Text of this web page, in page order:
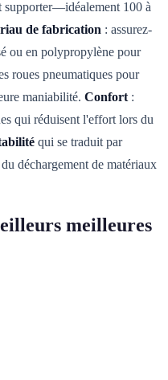
supporter—idéalement 100 à
de fabrication : assurez-
ou en polypropylène pour
roues pneumatiques pour
maniabilité. Confort :
qui réduisent l'effort lors du
qui se traduit par
déchargement de matériaux
meilleures